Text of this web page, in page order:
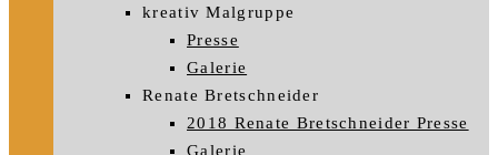
kreativ Malgruppe
Presse
Galerie
Renate Bretschneider
2018 Renate Bretschneider Presse
Galerie